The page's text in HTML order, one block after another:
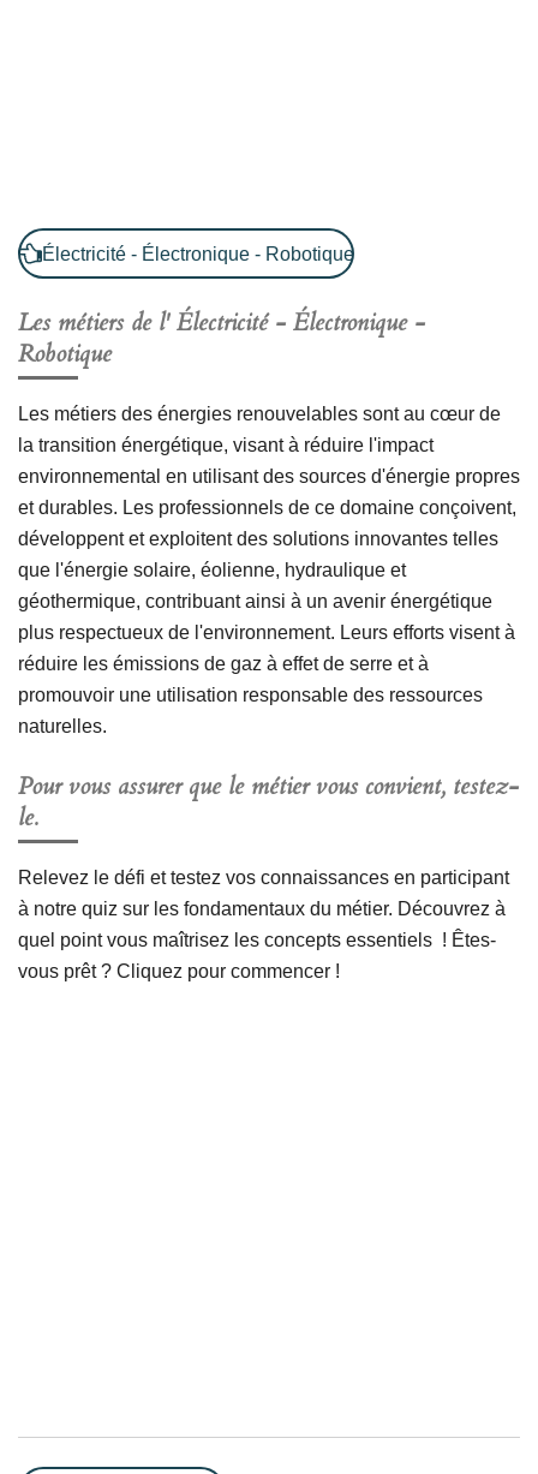
Électricité - Électronique - Robotique
Les métiers de l'Électricité - Électronique -
Robotique
Les métiers des énergies renouvelables sont au cœur de
la transition énergétique, visant à réduire l'impact
environnemental en utilisant des sources d'énergie propres
et durables. Les professionnels de ce domaine conçoivent,
développent et exploitent des solutions innovantes telles
que l'énergie solaire, éolienne, hydraulique et
géothermique, contribuant ainsi à un avenir énergétique
plus respectueux de l'environnement. Leurs efforts visent à
réduire les émissions de gaz à effet de serre et à
promouvoir une utilisation responsable des ressources
naturelles.
Pour vous assurer que le métier vous convient, testez-
le.
Relevez le défi et testez vos connaissances en participant
à notre quiz sur les fondamentaux du métier. Découvrez à
quel point vous maîtrisez les concepts essentiels ! Êtes-
vous prêt ? Cliquez pour commencer !